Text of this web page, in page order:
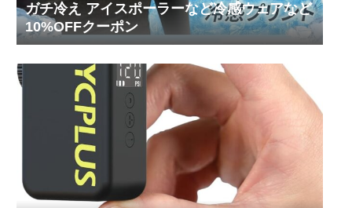
ガチ冷え アイスポーラーなど冷感ウェアなど
10%OFFクーポン